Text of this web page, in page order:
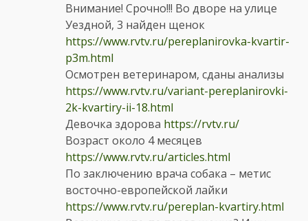
Внимание! Срочно!!! Во дворе на улице
Уездной, 3 найден щенок
https://www.rvtv.ru/pereplanirovka-kvartir-
p3m.html
Осмотрен ветеринаром, сданы анализы
https://www.rvtv.ru/variant-pereplanirovki-
2k-kvartiry-ii-18.html
Девочка здорова https://rvtv.ru/
Возраст около 4 месяцев
https://www.rvtv.ru/articles.html
По заключению врача собака – метис
восточно-европейской лайки
https://www.rvtv.ru/pereplan-kvartiry.html